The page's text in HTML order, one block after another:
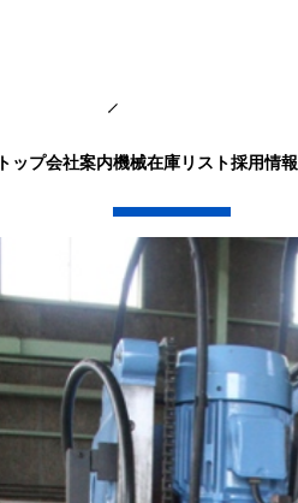
トップ会社案内機械在庫リスト採用情報